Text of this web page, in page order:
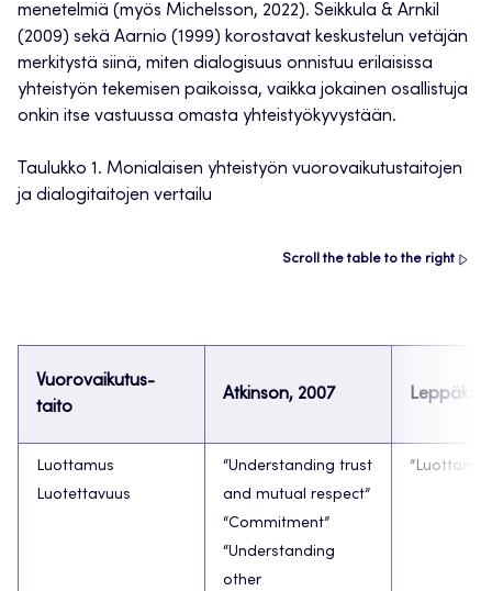
menetelmiä (myös Michelsson, 2022). Seikkula & Arnkil
(2009) sekä Aarnio (1999) korostavat keskustelun vetäjän
merkitystä siinä, miten dialogisuus onnistuu erilaisissa
yhteistyön tekemisen paikoissa, vaikka jokainen osallistuja
onkin itse vastuussa omasta yhteistyökyvystään.
Taulukko 1. Monialaisen yhteistyön vuorovaikutustaitojen
ja dialogitaitojen vertailu
Scroll the table to the right
Vuorovaikutus-
taito
Atkinson, 2007
Luottamus
Luotettavuus
“Understanding trust
and mutual respect”
“Commitment”
“Understanding
other